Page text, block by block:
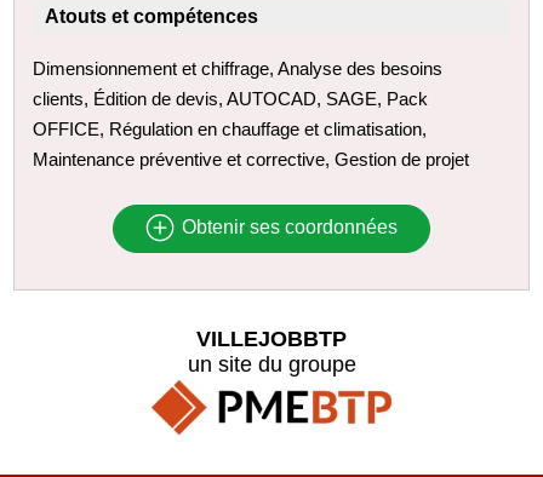
Atouts et compétences
Dimensionnement et chiffrage, Analyse des besoins
clients, Édition de devis, AUTOCAD, SAGE, Pack
OFFICE, Régulation en chauffage et climatisation,
Maintenance préventive et corrective, Gestion de projet
Obtenir ses coordonnées
VILLEJOBBTP
un site du groupe